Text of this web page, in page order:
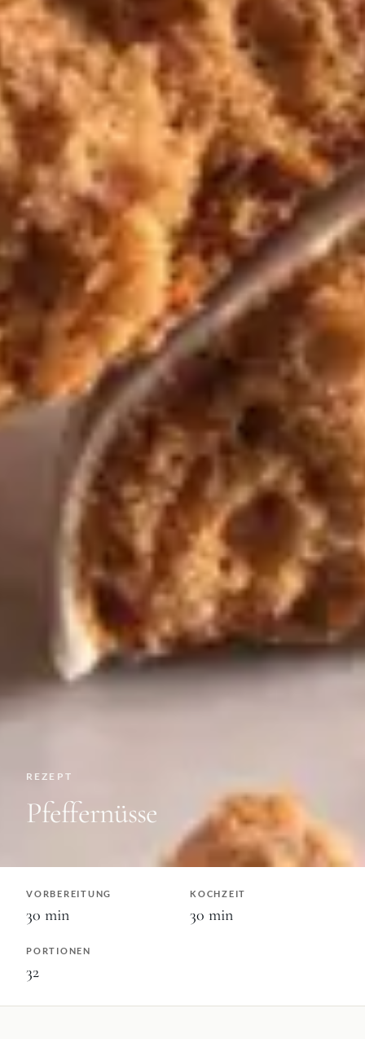
REZEPT
Pfeffernüsse
VORBEREITUNG
30 min
KOCHZEIT
30 min
PORTIONEN
32